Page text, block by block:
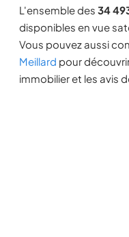
L'ensemble des 34
disponibles en vue
Vous pouvez aussi
Meillard pour
immobilier et les avis